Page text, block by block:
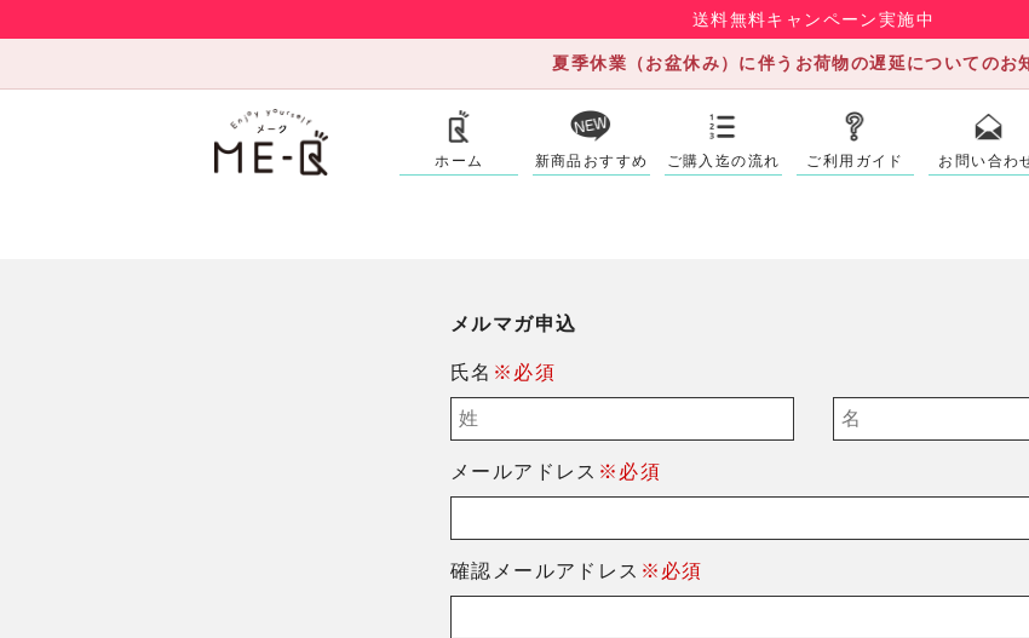
送料無料キャンペーン実施中
夏季休業（お盆休み）に伴うお荷物の遅延についてのお
ホーム 新商品おすすめ ご購入迄の流れ ご利用ガイド お問い合わ
メルマガ申込
氏名 ※必須
メールアドレス ※必須
確認メールアドレス ※必須